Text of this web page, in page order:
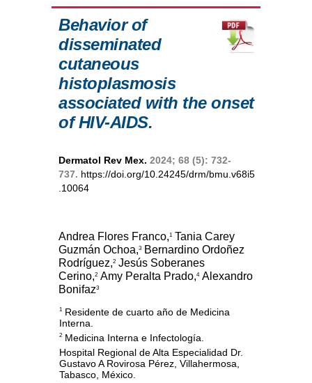
Behavior of
disseminated
cutaneous
histoplasmosis
associated with the onset
of HIV-AIDS.
Dermatol Rev Mex. 2024; 68 (5): 732-
737. https://doi.org/10.24245/drm/bmu.v68i5
.10064
Andrea Flores Franco,1
Tania Carey
Guzmán Ochoa,3
Bernardino Ordoñez
Rodríguez,2 Jesús Soberanes
Cerino,2 Amy Peralta Prado,4Alexandro
Bonifaz3
1 Residente de cuarto año de Medicina
Interna.
2 Medicina Interna e Infectología.
Hospital Regional de Alta Especialidad Dr.
Gustavo A Rovirosa Pérez, Villahermosa,
Tabasco, México.